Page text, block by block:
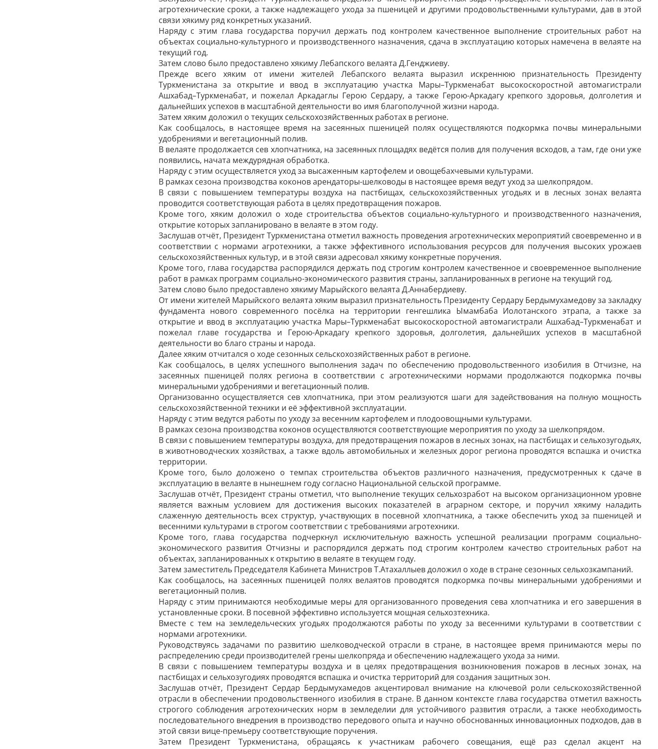
агротехнические сроки, а также надлежащего ухода за пшеницей и другими продовольственными культурами, дав в этой
связи хякиму ряд конкретных указаний.
Наряду с этим глава государства поручил держать под контролем качественное выполнение строительных работ на
объектах социально-культурного и производственного назначения, сдача в эксплуатацию которых намечена в велаяте на
текущий год.
Затем слово было предоставлено хякиму Лебапского велаята Д.Генджиеву.
Прежде всего хяким от имени жителей Лебапского велаята выразил искреннюю признательность Президенту
Туркменистана за открытие и ввод в эксплуатацию участка Мары–Турк­менабат высокоскоростной автомагистрали
Ашхабад–Туркменабат, и пожелал Аркадаглы Герою Сердару, а также Герою-Аркадагу крепкого здоровья, долголетия и
дальнейших успехов в масштабной деятельности во имя благополучной жизни народа.
Затем хяким доложил о текущих сельскохозяйственных работах в регионе.
Как сообщалось, в настоящее время на засеянных пшеницей полях осуществляются подкормка почвы минеральными
удобрениями и вегетационный полив.
В велаяте продолжается сев хлопчатника, на засеянных площадях ведётся полив для получения всходов, а там, где они уже
появились, начата междурядная обработка.
Наряду с этим осуществляется уход за высаженным картофелем и овощебахчевыми культурами.
В рамках сезона производства коконов арендаторы-шелководы в настоящее время ведут уход за шелкопрядом.
В связи с повышением температуры воздуха на пастбищах, сельскохозяйственных угодьях и в лесных зонах велаята
проводится соответствующая работа в целях предотвращения пожаров.
Кроме того, хяким доложил о ходе строительства объектов социально-культурного и производственного назначения,
открытие которых запланировано в велаяте в этом году.
Заслушав отчёт, Президент Туркменистана отметил важность проведения агротехнических мероприятий своевременно и в
соответствии с нормами агротехники, а также эффективного использования ресурсов для получения высоких урожаев
сельскохозяйственных культур, и в этой связи адресовал хякиму конкретные поручения.
Кроме того, глава государства распорядился держать под строгим конт­ролем качественное и своевременное выполнение
работ в рамках программ социально-экономического развития страны, запланированных в регионе на текущий год.
Затем слово было предоставлено хякиму Марыйского велаята Д.Аннабердиеву.
От имени жителей Марыйского велаята хяким выразил признательность Президенту Сердару Бердымухамедову за закладку
фундамента нового современного посёлка на территории генгешлика Ымамбаба Иолотанского этрапа, а также за
открытие и ввод в эксплуатацию участка Мары–Туркменабат высокоскоростной автомагистрали Ашхабад–Турк­менабат и
пожелал главе государства и Герою-Аркадагу крепкого здоровья, долголетия, дальнейших успехов в масштабной
деятельности во благо страны и народа.
Далее хяким отчитался о ходе сезонных сельскохозяйственных работ в регионе.
Как сообщалось, в целях успешного выполнения задач по обеспечению продовольственного изобилия в Отчизне, на
засеянных пшеницей полях региона в соответствии с агротехническими нормами продолжаются подкормка почвы
минеральными удобрениями и вегетационный полив.
Организованно осуществляется сев хлопчатника, при этом реализуются шаги для задействования на полную мощность
сельскохозяйственной техники и её эффективной эксплуатации.
Наряду с этим ведутся работы по уходу за весенним картофелем и плодоовощными культурами.
В рамках сезона производства коконов осуществляются соответствующие мероприятия по уходу за шелкопрядом.
В связи с повышением температуры воздуха, для предотвращения пожаров в лесных зонах, на пастбищах и сельхоз­угодьях,
в животноводческих хозяйствах, а также вдоль автомобильных и железных дорог региона проводятся вспашка и очистка
территории.
Кроме того, было доложено о темпах строительства объектов различного назначения, предусмотренных к сдаче в
эксплуатацию в велаяте в нынешнем году согласно Национальной сельской программе.
Заслушав отчёт, Президент страны отметил, что выполнение текущих сельхозработ на высоком организационном уровне
является важным условием для достижения высоких показателей в аграрном секторе, и поручил хякиму наладить
слаженную ­деятельность всех структур, участвующих в посевной хлопчатника, а также обеспечить уход за пшеницей и
весенними культурами в строгом соответствии с требованиями агротехники.
Кроме того, глава государства подчерк­нул исключительную важность успешной реализации программ социально-
экономического развития Отчизны и распорядился держать под строгим контролем качество строительных работ на
объектах, запланированных к открытию в велаяте в текущем году.
Затем заместитель Председателя Кабинета Министров Т.Атахаллыев доложил о ходе в стране сезонных сельхозкампаний.
Как сообщалось, на засеянных пшеницей полях велаятов проводятся подкормка почвы минеральными удобрениями и
вегетационный полив.
Наряду с этим принимаются необходимые меры для организованного проведения сева хлопчатника и его завершения в
установленные сроки. В посевной эффективно используется мощная сельхозтехника.
Вместе с тем на земледельческих угодьях продолжаются работы по уходу за весенними культурами в соответствии с
нормами агротехники.
Руководствуясь задачами по развитию шелководческой отрасли в стране, в настоящее время принимаются меры по
распределению среди производителей грены шелкопряда и обеспечению надлежащего ухода за ними.
В связи с повышением температуры воздуха и в целях предотвращения возникновения пожаров в лесных зонах, на
пастбищах и сельхозугодиях проводятся вспашка и очистка территорий для создания защитных зон.
Заслушав отчёт, Президент Сердар Бердымухамедов акцентировал внимание на ключевой роли сельскохозяйственной
отрасли в обеспечении продовольственного изобилия в стране. В данном контексте глава государства отметил важность
строгого соблюдения агротехнических норм в земледелии для устойчивого развития отрасли, а также необходимость
последовательного внедрения в производство передового опыта и научно обоснованных инновационных подходов, дав в
этой связи вице-премьеру соответствующие поручения.
Затем Президент Туркменистана, обращаясь к участникам рабочего совещания, ещё раз сделал акцент на